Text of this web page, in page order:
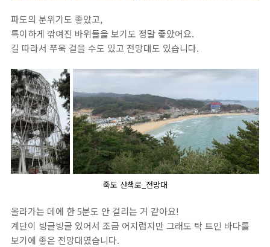
파도의 분위기도 좋았고,
특이하게 깎여진 바위들을 보기도 정말 좋았어요.
길 따라서 쭈욱 걸을 수도 있고 전망대도 있습니다.
죽도 산책로_전망대
올라가는 데에 한 5분도 안 걸리는 거 같아요!
계단이 빙글빙글 있어서 조금 어지럽지만 그래도 탁 트인 바다를
보기에 좋은 전망대였습니다.